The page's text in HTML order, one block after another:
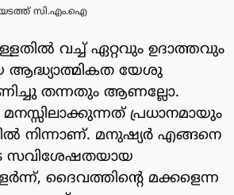
സി.എം.ഐ
വച്ച് ഏറ്റവും ഉദാത്തവും
യേശു
തന്നതും ആണല്ലോ.
മനസ്സിലാക്കുന്നത് പ്രധാനമായും
നിന്നാണ്. മനുഷ്യര്‍ എങ്ങനെ
സവിശേഷതയായ
ദൈവത്തിന്റെ മക്കളെന്ന